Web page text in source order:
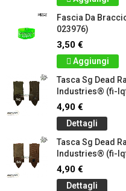
Fascia Da
023976)
3,50 €
Aggiungi
Tasca Sg Dead
Industries® (fi-
4,90 €
Dettagli
Tasca Sg Dead
Industries® (fi-
4,90 €
Dettagli